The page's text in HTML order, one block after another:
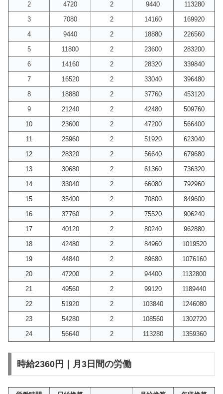
2
4720 2 9440
113280
3
7080 2 14160
169920
4
9440 2 18880
226560
5
11800 2 23600
283200
6
14160 2 28320
339840
7
16520 2 33040
396480
8
18880 2 37760
453120
9
21240 2 42480
509760
10
23600 2 47200
566400
11
25960 2 51920
623040
12
28320 2 56640
679680
13
30680 2 61360
736320
14
33040 2 66080
792960
15
35400 2 70800
849600
16
37760 2 75520
906240
17
40120 2 80240
962880
18
42480 2 84960
1019520
19
44840 2 89680
1076160
20
47200 2 94400
1132800
21
49560 2 99120
1189440
22
51920 2 103840
1246080
23
54280 2 108560
1302720
24
56640 2 113280 1359360
時給2360円｜月3日間の労働